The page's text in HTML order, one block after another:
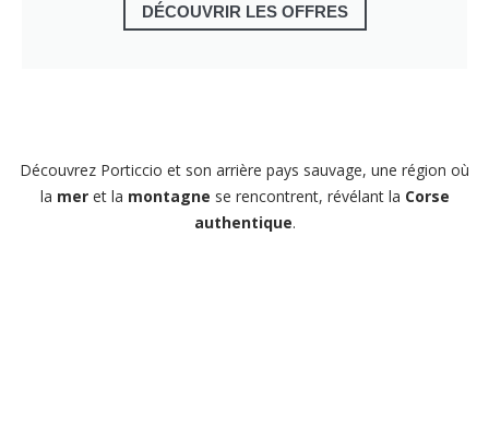
DÉCOUVRIR LES OFFRES
Découvrez Porticcio et son arrière pays sauvage, une région où
la meret la montagne se rencontrent, révélant la Corse
authentique.